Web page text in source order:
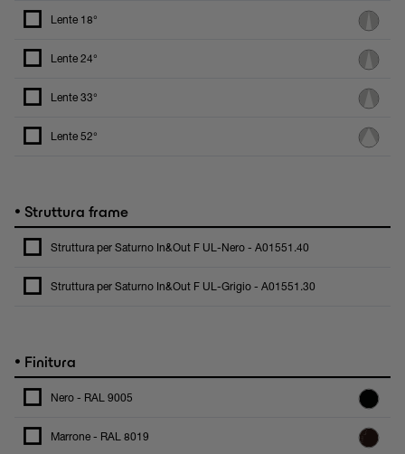
Lente 18°
Lente 24°
Lente 33°
Lente 52°
• Struttura frame
Struttura per Saturno In&Out F UL-Nero - A01551.40
Struttura per Saturno In&Out F UL-Grigio - A01551.30
• Finitura
Nero - RAL 9005
Marrone - RAL 8019